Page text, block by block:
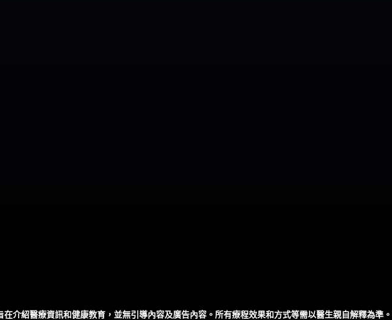
介紹醫療資訊和健康教育，並無引導內容及廣告內容。所有療程效果和方式等需以醫生親自解釋為準。